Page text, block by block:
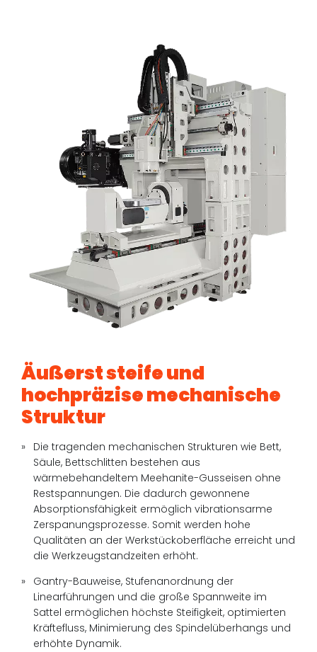
Äußerst steife und
hochpräzise mechanische
Struktur
Die tragenden mechanischen Strukturen wie Bett,
Säule, Bettschlitten bestehen aus
wärmebehandeltem Meehanite-Gusseisen ohne
Restspannungen. Die dadurch gewonnene
Absorptionsfähigkeit ermöglich vibrationsarme
Zerspanungsprozesse. Somit werden hohe
Qualitäten an der Werkstückoberfläche erreicht und
die Werkzeugstandzeiten erhöht.
Gantry-Bauweise, Stufenanordnung der
Linearführungen und die große Spannweite im
Sattel ermöglichen höchste Steifigkeit, optimierten
Kräftefluss, Minimierung des Spindelüberhangs und
erhöhte Dynamik.